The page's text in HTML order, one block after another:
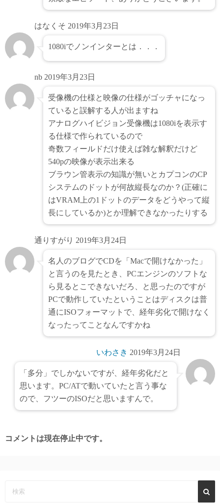
はなくそ 2019年3月23日
1080iでノンインターとは．．．
nb 2019年3月23日
受像機の仕様と映像の仕様がゴッチャになっ
ていると誤解する人が出ますね
アナログハイビジョン受像機は1080iを表示す
る仕様で作られているので
奇数フィールドだけ使えば雑な解釈だけど
540pの映像が表示出来る
ブラウン管表示の知識が無いとカプコンのCP
システムのドットが何故縦長なのか？(正確に
はVRAM上の1ドットのデータをどうやって縦
長にしているか)とか理解できなかったりする
通りすがり 2019年3月24日
名人のブログでCDを「Macで開けなかった」
と言うのを見たとき、PCエンジンのソフトな
ら見るとこできないだろ、と思ったのですが
PCで動作していたということはディスクは普
通にISOフォーマットで、経年劣化で開けなく
なったってことなんですかね
いわさき 2019年3月24日
「多分」でしかないですが、経年劣化だと
思います。PC/ATで動いていたと言う事な
ので、フツーのISOだと思いますんで。
コメントは現在停止中です。